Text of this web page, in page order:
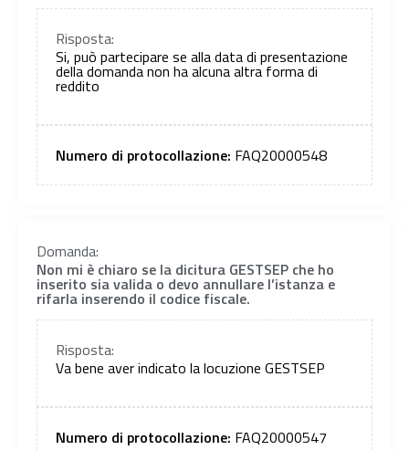
Risposta:
Si, può partecipare se alla data di presentazione
della domanda non ha alcuna altra forma di
reddito
Numero di protocollazione: FAQ20000548
Domanda:
Non mi è chiaro se la dicitura GESTSEP che ho
inserito sia valida o devo annullare l’istanza e
rifarla inserendo il codice fiscale.
Risposta:
Va bene aver indicato la locuzione GESTSEP
Numero di protocollazione: FAQ20000547